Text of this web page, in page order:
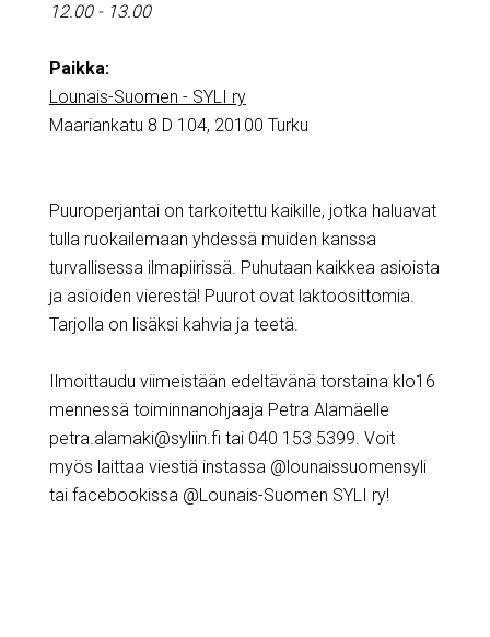
12.00 - 13.00
Paikka:
Lounais-Suomen - SYLI ry
Maariankatu 8 D 104, 20100 Turku
Puuroperjantai on tarkoitettu kaikille, jotka haluavat
tulla ruokailemaan yhdessä muiden kanssa
turvallisessa ilmapiirissä. Puhutaan kaikkea asioista
ja asioiden vierestä! Puurot ovat laktoosittomia.
Tarjolla on lisäksi kahvia ja teetä.
Ilmoittaudu viimeistään edeltävänä torstaina klo16
mennessä toiminnanohjaaja Petra Alamäelle
petra.alamaki@syliin.fi tai 040 153 5399. Voit
myös laittaa viestiä instassa @lounaissuomensyli
tai facebookissa @Lounais-Suomen SYLI ry!